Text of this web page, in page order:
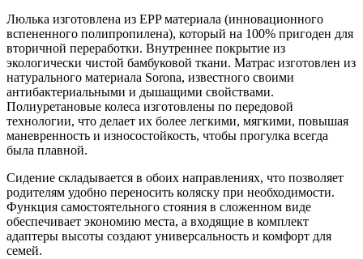
Люлька изготовлена из EPP материала (инновационного
вспененного полипропилена), который на 100% пригоден для
вторичной переработки. Внутреннее покрытие из
экологически чистой бамбуковой ткани. Матрас изготовлен из
натурального материала Sorona, известного своими
антибактериальными и дышащими свойствами.
Полиуретановые колеса изготовлены по передовой
технологии, что делает их более легкими, мягкими, повышая
маневренность и износостойкость, чтобы прогулка всегда
была плавной.
Сидение складывается в обоих направлениях, что позволяет
родителям удобно переносить коляску при необходимости.
Функция самостоятельного стояния в сложенном виде
обеспечивает экономию места, а входящие в комплект
адаптеры высоты создают универсальность и комфорт для
семей.